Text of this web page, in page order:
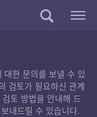
한 문의를 보낼 수 있
검토가 필요하신 관계
토 방법을 안내해 드
내드릴 수 있습니다.